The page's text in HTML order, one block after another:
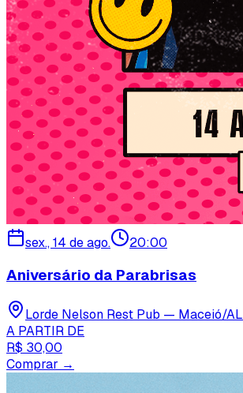
sex., 14 de ago. 20:00
Aniversário da Parabrisas
Lorde Nelson Rest Pub — Maceió/AL
A PARTIR DE
R$ 30,00
Comprar →